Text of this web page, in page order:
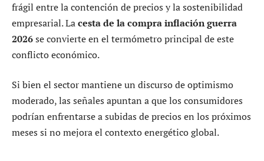
frágil entre la contención de precios y la sostenibilidad
empresarial. Lacesta de la compra inflación guerra
2026se convierte en el termómetro principal de este
conflicto económico.
Si bien el sector mantiene un discurso de optimismo
moderado, las señales apuntan a que los consumidores
podrían enfrentarse a subidas de precios en los próximos
meses si no mejora el contexto energético global.